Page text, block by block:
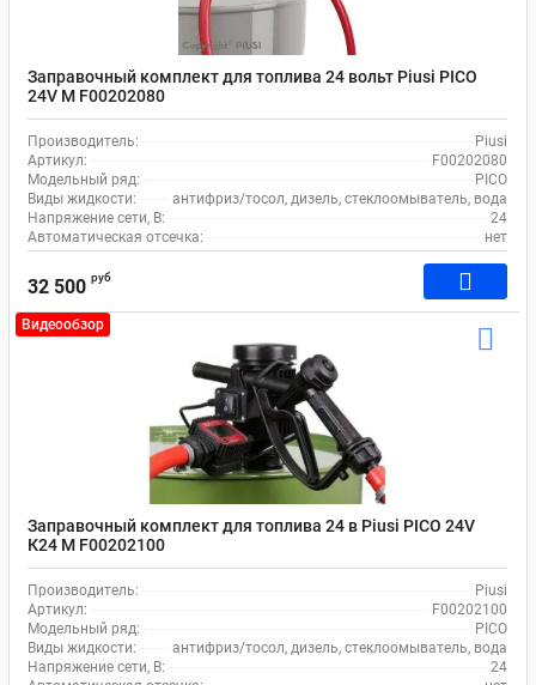
Заправочный комплект для топлива 24 вольт Piusi PICO
24V М F00202080
Производитель:
Piusi
Артикул:
F00202080
Модельный ряд:
PICO
Виды жидкости:
антифриз/тосол, дизель, стеклоомыватель, вода
Напряжение сети, В:
24
Автоматическая отсечка:
нет
32 500 руб
Видеообзор
Заправочный комплект для топлива 24 в Piusi PICO 24V
К24 М F00202100
Производитель:
Piusi
Артикул:
F00202100
Модельный ряд:
PICO
Виды жидкости:
антифриз/тосол, дизель, стеклоомыватель, вода
Напряжение сети, В:
24